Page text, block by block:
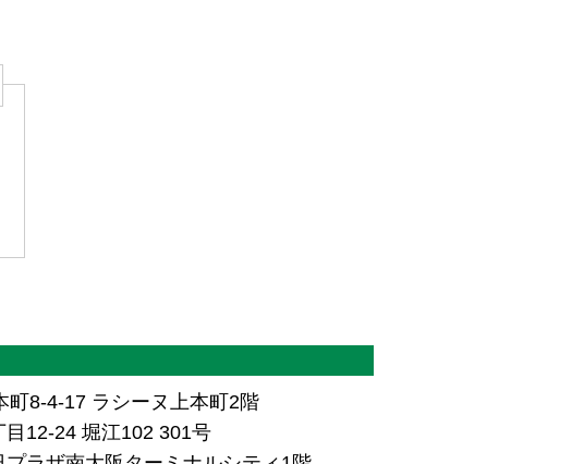
町8-4-17 ラシーヌ上本町2階
12-24 堀江102 301号